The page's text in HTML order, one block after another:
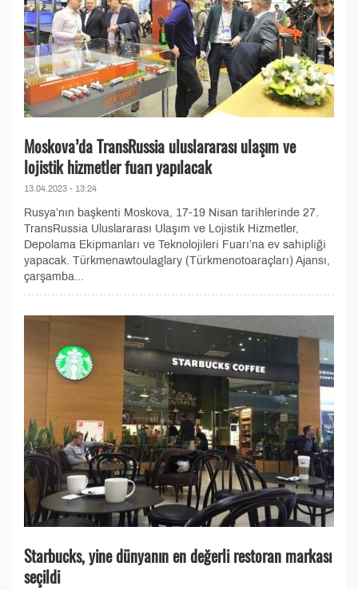
Moskova’da TransRussia uluslararası ulaşım ve
lojistik hizmetler fuarı yapılacak
13.04.2023 - 13:24
Rusya’nın başkenti Moskova, 17-19 Nisan tarihlerinde 27.
TransRussia Uluslararası Ulaşım ve Lojistik Hizmetler,
Depolama Ekipmanları ve Teknolojileri Fuarı’na ev sahipliği
yapacak. Türkmenawtoulaglary (Türkmenotoaraçları) Ajansı,
çarşamba...
Starbucks, yine dünyanın en değerli restoran markası
seçildi